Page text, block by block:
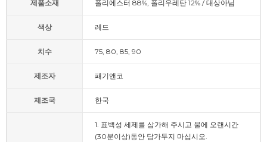
제품소재 폴리에스터 88%, 폴리우레탄 12% / 대상아님
색상 레드
치수 75, 80, 85, 90
제조자 패기앤코
제조국 한국
1. 표백성 세제를 삼가해 주시고 물에 오랜시간
(30분이상)동안 담가두지 마십시오.